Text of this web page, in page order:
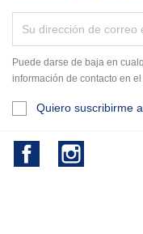
Puede darse de baja en
información de contacto en el
Quiero suscribirme
Facebook